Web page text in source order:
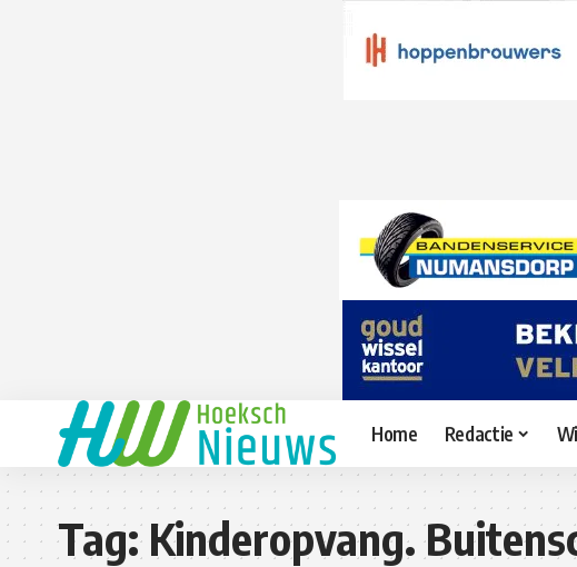
Home Redactie
Tag:Kinderopvang.